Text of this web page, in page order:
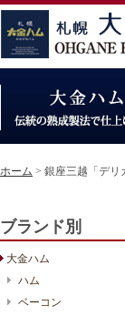
ホーム > 銀座三越「デリ
ブランド別
大金ハム
ハム
ベーコン